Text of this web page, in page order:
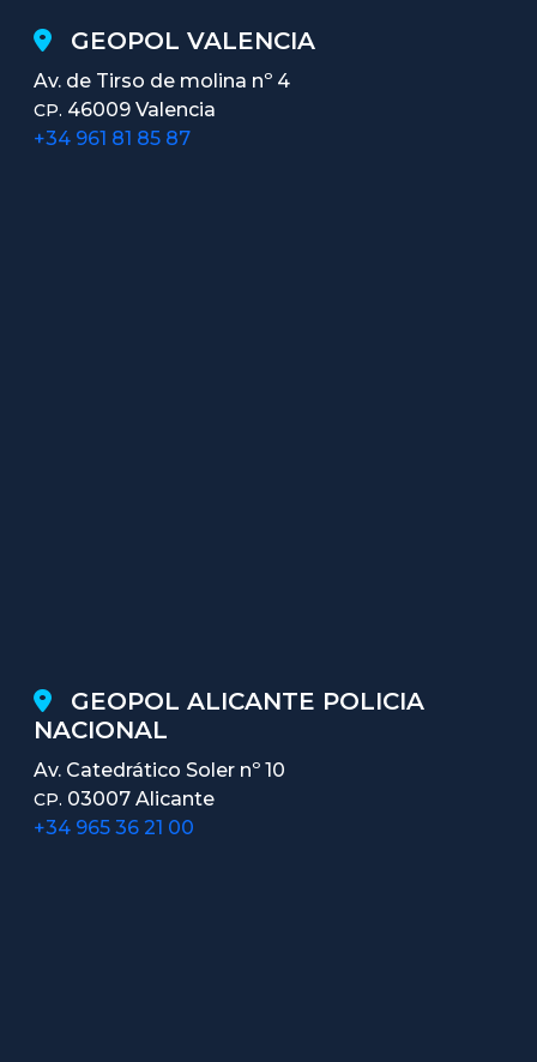
GEOPOL VALENCIA
Av. de Tirso de molina nº 4
CP. 46009 Valencia
+34 961 81 85 87
GEOPOL ALICANTE POLICIA
NACIONAL
Av. Catedrático Soler nº 10
CP. 03007 Alicante
+34 965 36 21 00